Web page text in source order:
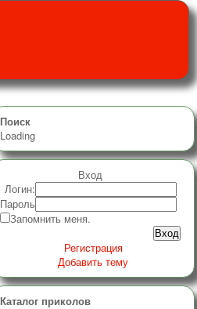
Поиск
Loading
Вход
Логин:
Пароль
Запомнить меня.
Регистрация
Добавить тему
Каталог приколов